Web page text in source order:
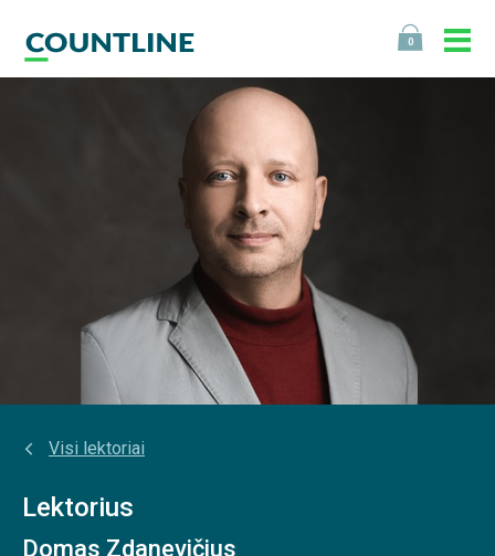
0
Visi lektoriai
Lektorius
Domas Zdanevičius